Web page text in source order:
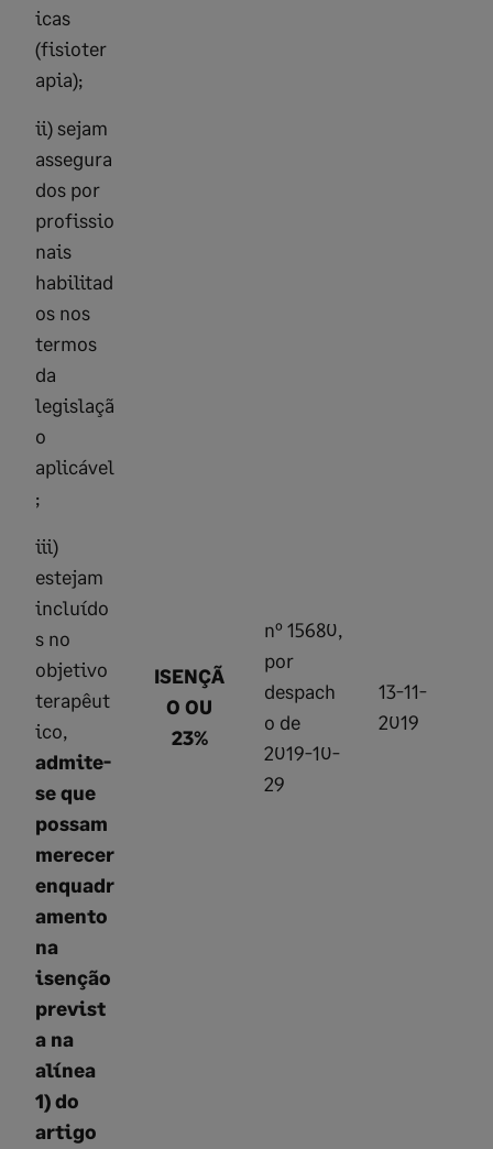
icas
(fisioter
apia);
ii) sejam
assegura
dos por
profissio
nais
habilitad
os nos
termos
da
legislaçã
o
aplicável
;
iii)
estejam
incluído
s no
objetivo
terapêut
ico,
admite-
se que
possam
merecer
enquadr
amento
na
isenção
previst
a na
alínea
1) do
artigo
ISENÇÃ
O OU
23%
nº 15680,
por
despach
o de
2019-10-
29
13-11-
2019